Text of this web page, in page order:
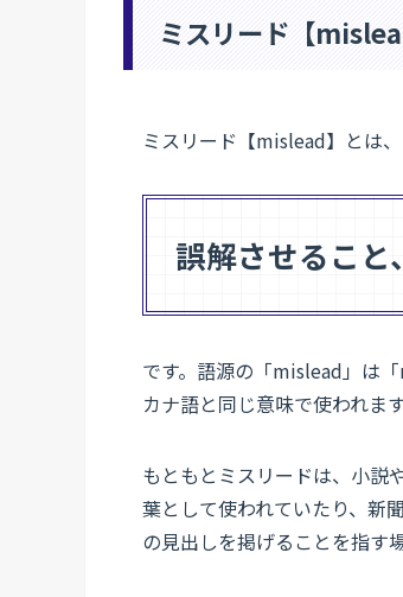
ミスリード【
ミスリード【mislead】とは、
誤解させること
です。語源の「mislead」は
カナ語と同じ意味で使われます
もともとミスリードは、小説
葉として使われていたり、新
の見出しを掲げることを指す